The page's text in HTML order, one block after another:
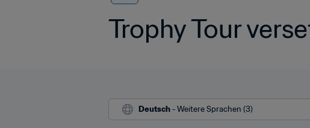
Trophy Tour
Deutsch - Weitere Sprachen (3)